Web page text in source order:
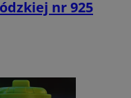
nr 925